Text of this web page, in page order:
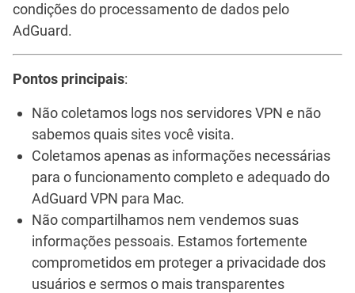
condições do processamento de dados pelo
AdGuard.
Pontos principais:
Não coletamos logs nos servidores VPN e não
sabemos quais sites você visita.
Coletamos apenas as informações necessárias
para o funcionamento completo e adequado do
AdGuard VPN para Mac.
Não compartilhamos nem vendemos suas
informações pessoais. Estamos fortemente
comprometidos em proteger a privacidade dos
usuários e sermos o mais transparentes